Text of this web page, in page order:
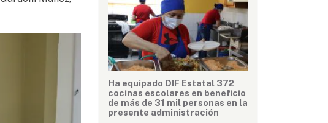
Ha equipado DIF Estatal 372
cocinas escolares en beneficio
de más de 31 mil personas en la
presente administración